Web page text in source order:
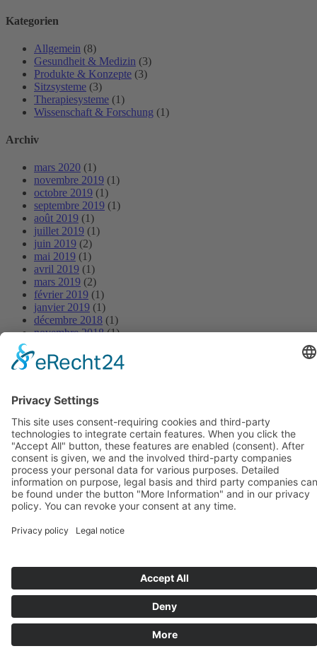
Kategorien
Allgemein (8)
Gesundheit & Medizin (3)
Produkte & Konzepte (3)
Sitzsysteme (3)
Therapiesysteme (1)
Wissenschaft & Forschung (1)
Archiv
mars 2020 (1)
novembre 2019 (1)
octobre 2019 (1)
septembre 2019 (1)
août 2019 (1)
juillet 2019 (1)
juin 2019 (2)
mai 2019 (1)
avril 2019 (1)
mars 2019 (2)
février 2019 (1)
janvier 2019 (1)
décembre 2018 (1)
novembre 2018(1)
septembre 2018(1)
août 2018(1)
juin 2018(1)
mai 2018
(1)
avril 2018(1)
mars 2018(1)
février 2018(1)
janvier 2018 (1)
Systèmes d’assise de BIOSWING
Systèmes thérapeutiques de BIOSWING
Systèmes d’entraînement de BIOSWING
Mentions légales